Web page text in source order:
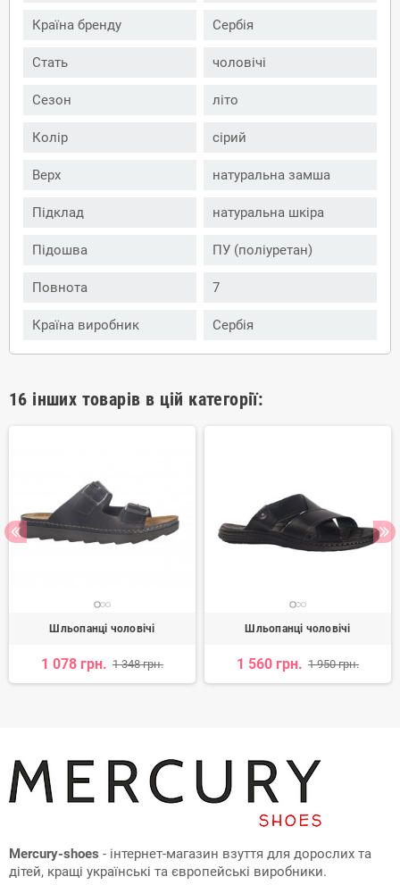
Країна бренду Сербія
Стать чоловічі
Сезон літо
Колір сірий
Верх натуральна замша
Підклад натуральна шкіра
Підошва ПУ (поліуретан)
Повнота 7
Країна виробник Сербія
16 інших товарів в цій категорії:
Шльопанці чоловічі
1 078 грн. 1 348 грн.
Шльопанці чоловічі
1 560 грн. 1 950 грн.
Mercury-shoes - інтернет-магазин взуття для дорослих та
дітей, кращі українські та європейські виробники.